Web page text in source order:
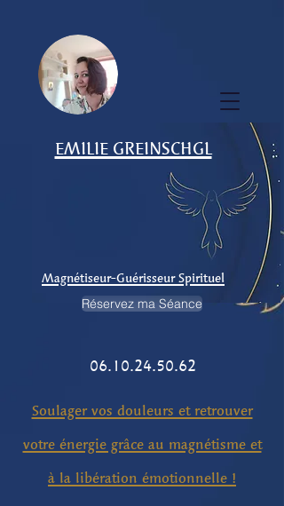
EMILIE GREINSCHGL
Magnétiseur-Guérisseur Spirituel
Réservez ma Séance
06.10.24.50.62
Soulager vos douleurs et retrouver
votre énergie grâce au magnétisme et
à la libération émotionnelle !